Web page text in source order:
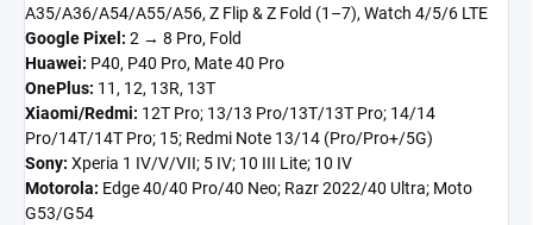
A35/A36/A54/A55/A56, Z Flip & Z Fold (1–7), Watch 4/5/6 LTE
Google Pixel: 2 → 8 Pro, Fold
Huawei: P40, P40 Pro, Mate 40 Pro
OnePlus: 11, 12, 13R, 13T
Xiaomi/Redmi: 12T Pro; 13/13 Pro/13T/13T Pro; 14/14
Pro/14T/14T Pro; 15; Redmi Note 13/14 (Pro/Pro+/5G)
Sony: Xperia 1 IV/V/VII; 5 IV; 10 III Lite; 10 IV
Motorola: Edge 40/40 Pro/40 Neo; Razr 2022/40 Ultra; Moto
G53/G54